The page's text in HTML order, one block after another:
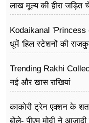
लाख मूल्य की हीरा जड़ित
Kodaikanal 'Princess
धूमें 'हिल स्टेशनों की
Trending Rakhi
नई और खास राखियां
काकोरी ट्रेन एक्शन के
बोले- पीएम मोदी ने